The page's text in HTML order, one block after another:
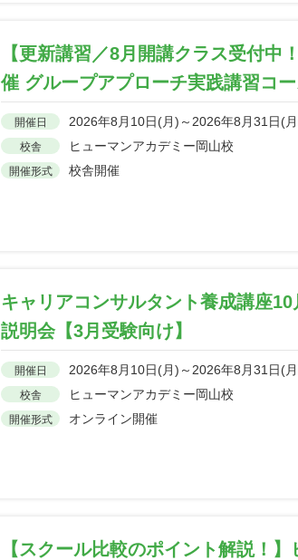
【更新講習／8月開講クラス受付
催 グループアプローチ実践講習コー
開催日 2026年8月10日(月)～2026年8月31日(
校舎 ヒューマンアカデミー岡山校
開催形式 校舎開催
キャリアコンサルタント養成講座
説明会【3月受験向け】
開催日 2026年8月10日(月)～2026年8月31日(
校舎 ヒューマンアカデミー岡山校
開催形式 オンライン開催
【スクール比較のポイント解説！